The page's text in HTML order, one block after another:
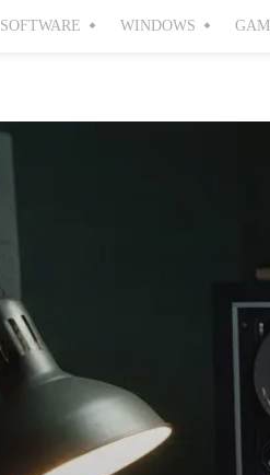
SOFTWARE WINDOWS